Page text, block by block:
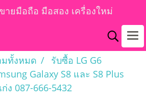
ายมือถือ มือสอง เครื่องใหม่
ทั้งหมด
รับซื้อ LG G6
Galaxy S8 และ S8 Plus
ง 087-666-5432